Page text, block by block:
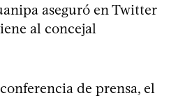
aseguró en Twitter
al concejal
de prensa, el